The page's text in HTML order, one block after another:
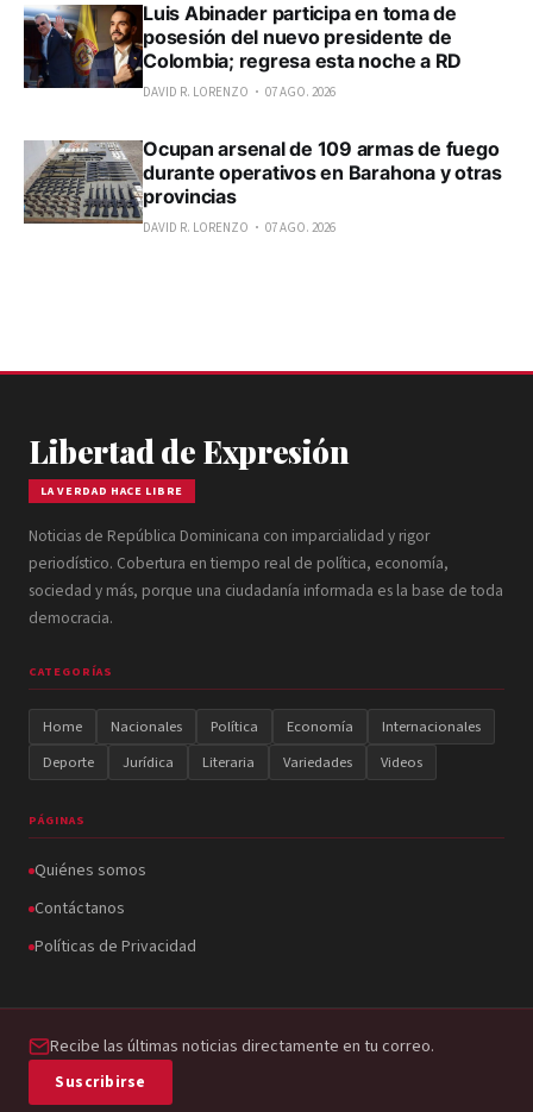
Luis Abinader participa en toma de
posesión del nuevo presidente de
Colombia; regresa esta noche a RD
DAVID R. LORENZO 07 AGO. 2026
Ocupan arsenal de 109 armas de fuego
durante operativos en Barahona y otras
provincias
DAVID R. LORENZO 07 AGO. 2026
Libertad de Expresión
LA VERDAD HACE LIBRE
Noticias de República Dominicana con imparcialidad y rigor
periodístico. Cobertura en tiempo real de política, economía,
sociedad y más, porque una ciudadanía informada es la base de toda
democracia.
CATEGORÍAS
Home Nacionales Política Economía
Internacionales
Deporte
Jurídica Literaria Variedades Videos
PÁGINAS
Quiénes somos
Contáctanos
Políticas de Privacidad
Recibe las últimas noticias directamente en tu correo.
Suscribirse